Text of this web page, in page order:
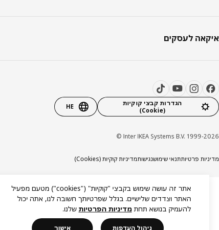
לעסקים
הגדרות קבצי קוקיות
HE
Inter IKEA Systems B.V. 1999-
פרטיותתנאי שימושנגישותמדיניות קוקיות (Cookies)
אתר זה עושה שימוש בקבצי "קוקיות" ("cookies") מטעם מפעיל
האתר וצדדים שלישיים. בגלל שפרטיותך חשובה לנו, אתה יכול
להעמיק בנושא תחתמדיניות הפרטיותשלנו.
ניהול העדפות אישור